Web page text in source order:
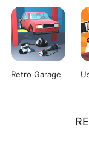
Retro Garage